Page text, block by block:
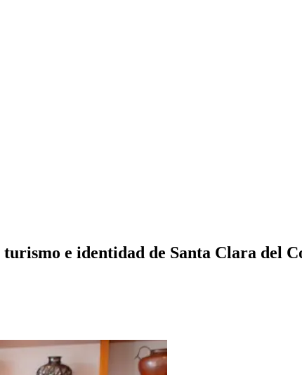
e identidad de Santa Clara del